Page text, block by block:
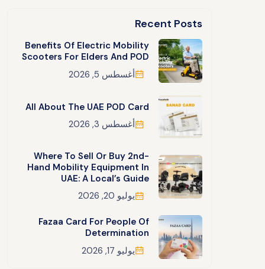
Recent Posts
Benefits Of Electric Mobility
Scooters For Elders And POD
أغسطس 5, 2026
All About The UAE POD Card
أغسطس 3, 2026
Where To Sell Or Buy 2nd-
Hand Mobility Equipment In
UAE: A Local’s Guide
يوليو 20, 2026
Fazaa Card For People Of
Determination
يوليو 17, 2026